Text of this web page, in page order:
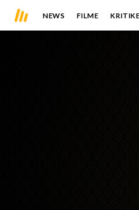
NEWS FILME